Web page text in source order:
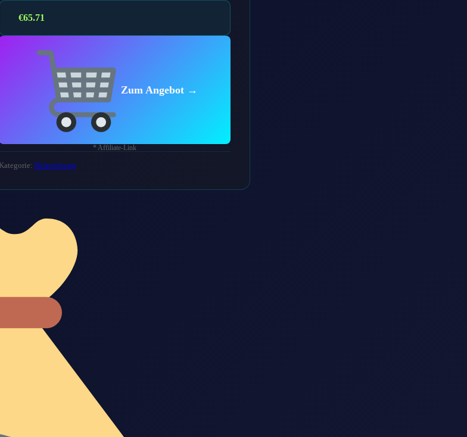
€65.71
Zum Angebot →
* Affiliate-Link
Kategorie: Beleuchtung